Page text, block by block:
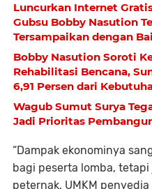
Luncurkan Internet
Gubsu Bobby Nasution
Tersampaikan dengan
Bobby Nasution Soroti
Rehabilitasi Bencana,
6,91 Persen dari
Wagub Sumut Surya
Jadi Prioritas
“Dampak ekonominya
bagi peserta lomba,
peternak, UMKM